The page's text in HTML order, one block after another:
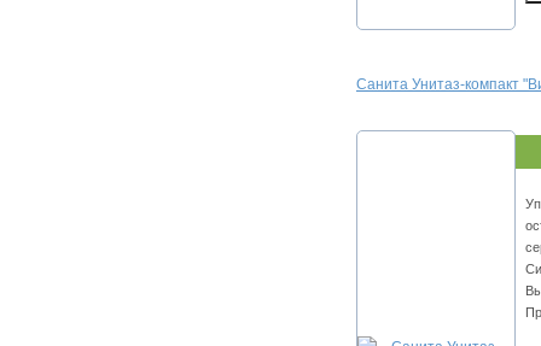
Санита Унитаз-компакт